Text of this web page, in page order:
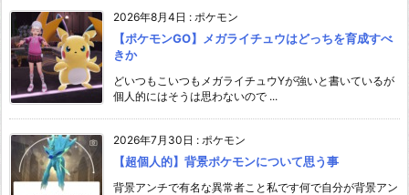
2026年8月4日 : ポケモン
【ポケモンGO】メガライチュウはどっちを育成すべ
きか
どいつもこいつもメガライチュウYが強いと書いているが
個人的にはそうは思わないので ...
2026年7月30日 : ポケモン
【超個人的】背景ポケモンについて思う事
背景アンチで有名な異常者こと私です何で自分が背景アン